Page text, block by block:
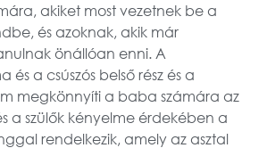
akiket most vezetnek be a
és azoknak, akik már
önállóan enni. A
és a csúszós belső rész és a
megkönnyíti a baba számára az
a szülők kényelme érdekében a
rendelkezik, amely az asztal